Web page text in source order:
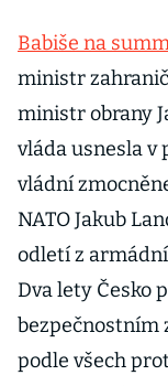
Babiše na
ministr
ministr obrany
vláda usnesla v
vládní
NATO Jakub
odletí z
Dva lety Česko
bezpečnostním
podle všech